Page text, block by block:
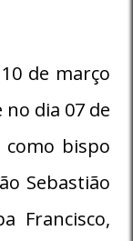
de março
no dia 07 de
como bispo
Sebastião
Francisco,